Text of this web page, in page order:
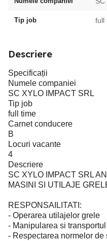
Tip job full
Descriere
Specificații
Numele companiei
SC XYLO IMPACT SRL
Tip job
full time
Carnet conducere
B
Locuri vacante
4
Descriere
SC XYLO IMPACT SRL
MASINI SI UTILAJE
RESPONSAILITATI:
- Operarea utilajelor grele
- Manipularea si
- Respectarea normelor